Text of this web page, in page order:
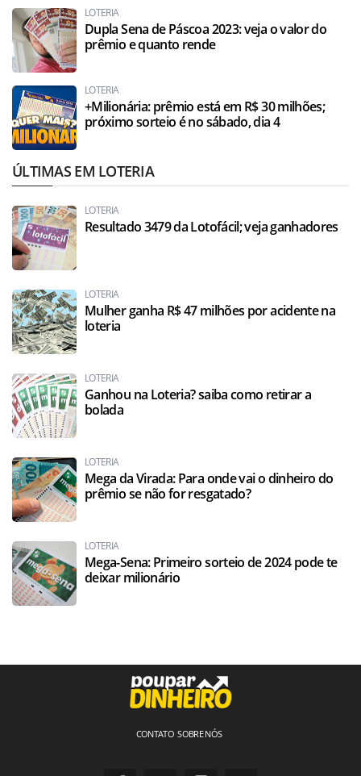
LOTERIA
Dupla Sena de Páscoa 2023: veja o valor do
prêmio e quanto rende
LOTERIA
+Milionária: prêmio está em R$ 30 milhões;
próximo sorteio é no sábado, dia 4
ÚLTIMAS EM LOTERIA
LOTERIA
Resultado 3479 da Lotofácil; veja ganhadores
LOTERIA
Mulher ganha R$ 47 milhões por acidente na
loteria
LOTERIA
Ganhou na Loteria? saiba como retirar a
bolada
LOTERIA
Mega da Virada: Para onde vai o dinheiro do
prêmio se não for resgatado?
LOTERIA
Mega-Sena: Primeiro sorteio de 2024 pode te
deixar milionário
CONTATO SOBRE NÓS